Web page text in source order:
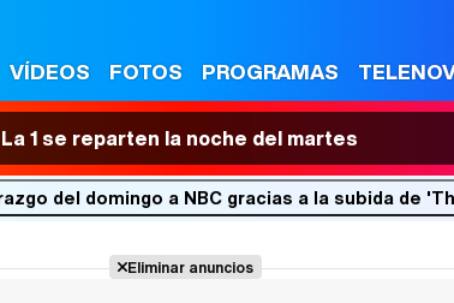
VÍDEOS FOTOS PROGRAMAS
1 se reparten la noche del martes
del domingo a NBC gracias a la subida de
Eliminar anuncios